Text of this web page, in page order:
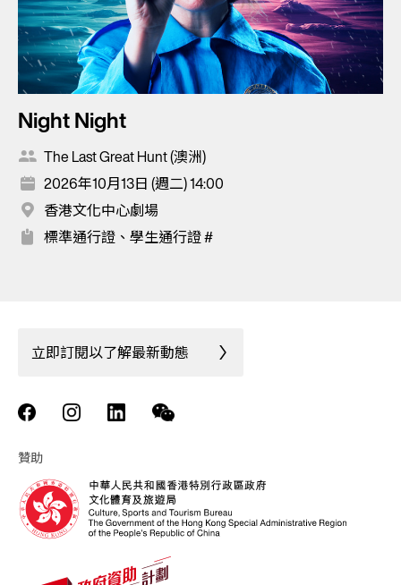
Night Night
The Last Great Hunt (澳洲)
2026年10月13日 (週二) 14:00
香港文化中心劇場
標準通行證、學生通行證 #
立即訂閱以了解最新動態
贊助